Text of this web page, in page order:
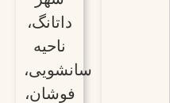
داتانگ،
ناحیه
سانشویی،
فوشان،